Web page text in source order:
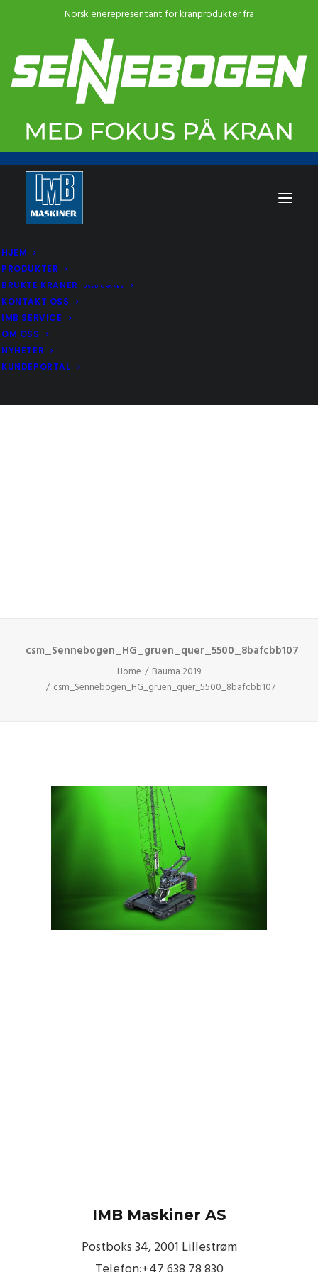
HJEM
PRODUKTER
BRUKTE KRANER
USED CRANES
KONTAKT OSS
IMB SERVICE
OM OSS
NYHETER
KUNDEPORTAL
csm_Sennebogen_HG_gruen_quer_5500_8bafcbb107
Home
Bauma 2019
csm_Sennebogen_HG_gruen_quer_5500_8bafcbb107
IMB Maskiner AS
Postboks 34, 2001 Lillestrøm